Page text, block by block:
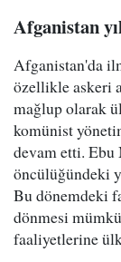
Afganistan
Afganistan'da
özellikle askeri
mağlup olarak
komünist
devam etti.
öncülüğündeki
Bu dönemdeki
dönmesi
faaliyetlerine